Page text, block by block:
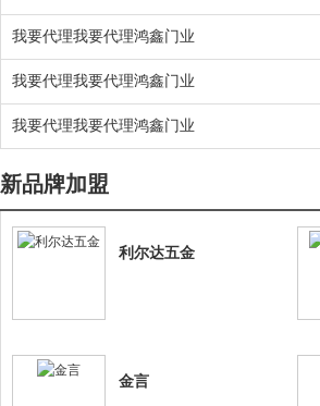
我要代理我要代理鸿鑫门业
我要代理我要代理鸿鑫门业
我要代理我要代理鸿鑫门业
新品牌加盟
利尔达五金
金言